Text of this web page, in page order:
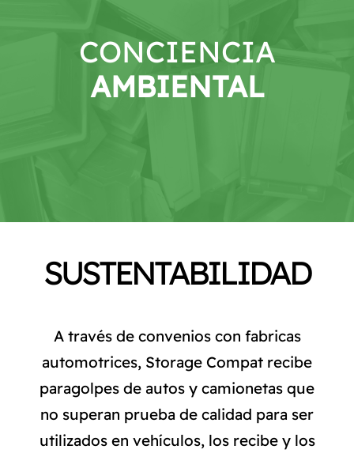
CONTACTOCONCIENCIA
AMBIENTAL
SUSTENTABILIDAD
A través de convenios con fabricas
automotrices, Storage Compat recibe
paragolpes de autos y camionetas que
no superan prueba de calidad para ser
utilizados en vehículos, los recibe y los